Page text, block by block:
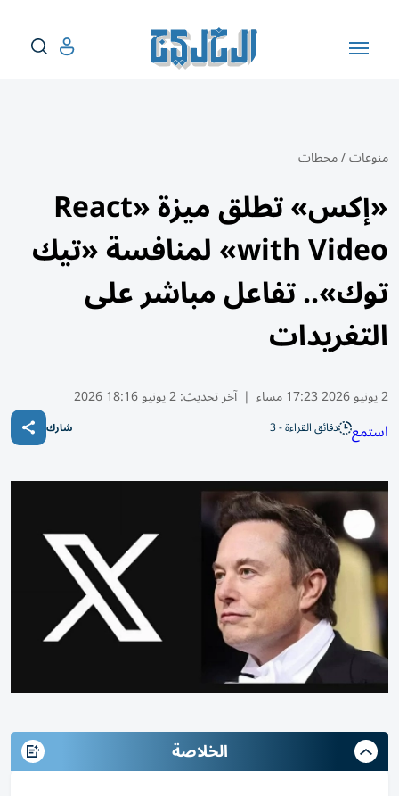
منوعات/محطات
«إكس» تطلق ميزة «React
with Video» لمنافسة «تيك
توك».. تفاعل مباشر على
التغريدات
2 يونيو 2026 17:23 مساء | آخر تحديث:2 يونيو 18:16 2026
استمع دقائق القراءة - 3 شارك
الخلاصة